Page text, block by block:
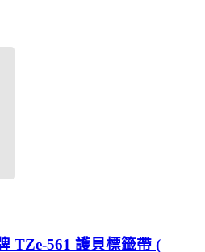
TZe-561 護貝標籤帶 (